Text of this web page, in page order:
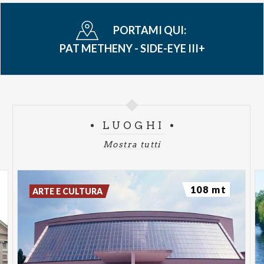
un’esperienza dinamica e imprevedibile, in cui nuove
composizioni originali si intrecciano con riletture di
aperte, l’improvvisazione costante e l’interazione
momenti di lirismo sospeso, fino a soluzioni più
elettriche e rockeggianti. Un linguaggio musicale
che conferma Pat Metheny come uno dei pochi
artisti realmente trasversali del panorama
internazionale.
Negli ultimi anni Metheny ha ulteriormente ampliato
PORTAMI QUI:
PAT METHENY - SIDE-EYE III+
LUOGHI
Mostra tutti
ARTE E CULTURA 108 mt